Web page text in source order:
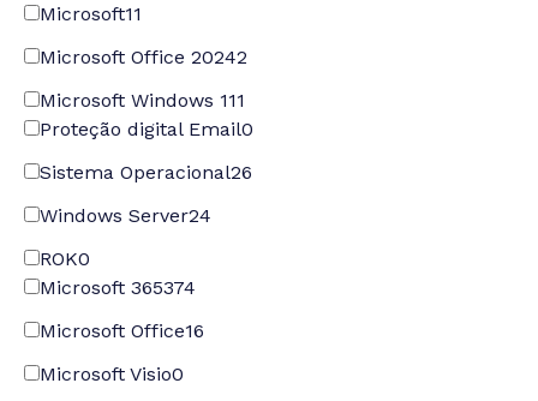
Microsoft11
Microsoft Office 20242
Microsoft Windows 111
Proteção digital Email0
Sistema Operacional26
Windows Server24
ROK0
Microsoft 365374
Microsoft Office16
Microsoft Visio0